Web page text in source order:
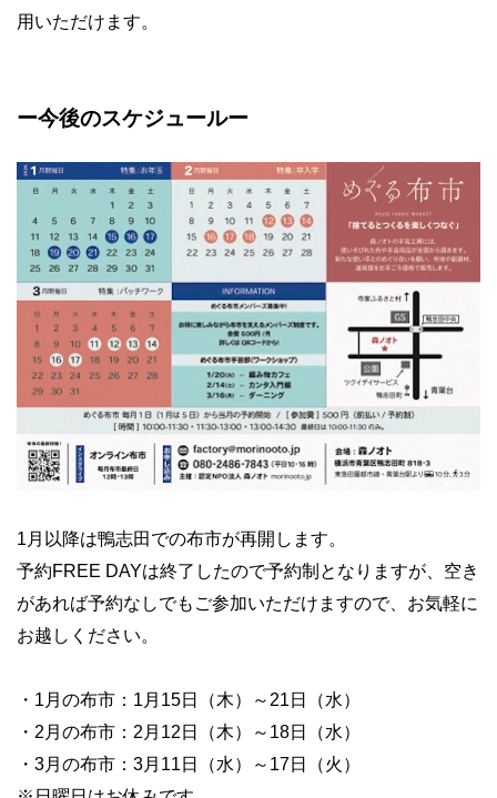
用いただけます。
ー今後のスケジュールー
1月以降は鴨志田での布市が再開します。
予約FREE DAYは終了したので予約制となりますが、空き
があれば予約なしでもご参加いただけますので、お気軽に
お越しください。
・1月の布市：1月15日（木）～21日（水）
・2月の布市：2月12日（木）～18日（水）
・3月の布市：3月11日（水）～17日（火）